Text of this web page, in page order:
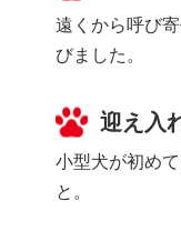
遠くから呼び
びました。
迎え入
小型犬が初め
と。